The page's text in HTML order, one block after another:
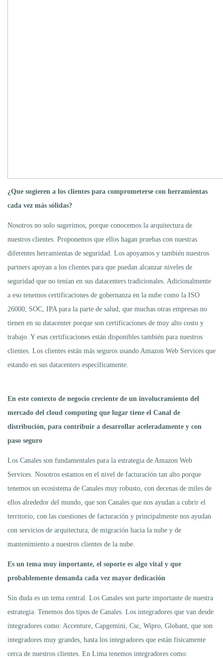
¿Que sugieren a los clientes para comprometerse con herramientas
cada vez más sólidas?
Nosotros no solo sugerimos, porque conocemos la arquitectura de
nuestros clientes. Proponemos que ellos hagan pruebas con nuestras
diferentes herramientas de seguridad. Los apoyamos y también nuestros
partners apoyan a los clientes para que puedan alcanzar niveles de
seguridad que no tenían en sus datacenters tradicionales. Adicionalmente
a eso tenemos certificaciones de gobernanza en la nube como la ISO
26000, SOC, IPA para la parte de salud, que muchas otras empresas no
tienen en su datacenter porque son certificaciones de muy alto costo y
trabajo. Y esas certificaciones están disponibles también para nuestros
clientes. Los clientes están más seguros usando Amazon Web Services que
estando en sus datacenters específicamente.
En este contexto de negocio creciente de un involucramiento del
mercado del cloud computing que lugar tiene el Canal de
distribución, para contribuir a desarrollar aceleradamente y con
paso seguro
Los Canales son fundamentales para la estrategia de Amazon Web
Services. Nosotros estamos en el nivel de facturación tan alto porque
tenemos un ecosistema de Canales muy robusto, con decenas de miles de
ellos alrededor del mundo, que son Canales que nos ayudan a cubrir el
territorio, con las cuestiones de facturación y principalmente nos ayudan
con servicios de arquitectura, de migración hacia la nube y de
mantenimiento a nuestros clientes de la nube.
Es un tema muy importante, el soporte es algo vital y que
probablemente demanda cada vez mayor dedicación
Sin duda es un tema central. Los Canales son parte importante de nuestra
estrategia. Tenemos dos tipos de Canales. Los integradores que van desde
integradores como: Accenture, Capgemini, Csc, Wipro, Globant, que son
integradores muy grandes, hasta los integradores que están físicamente
cerca de nuestros clientes. En Lima tenemos integradores como: